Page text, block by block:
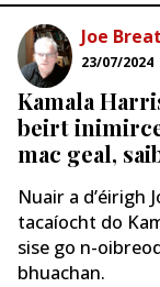
Joe
23/07/2024
Kamala
beirt
mac geal,
Nuair a d’éirigh
tacaíocht do
sise go n-
bhuachan.